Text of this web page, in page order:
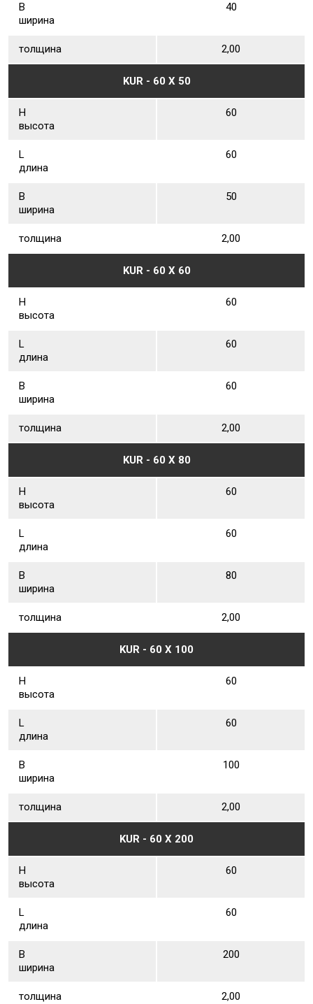
В
ширина
40
толщина 2,00
KUR - 60 Х 50
Н
высота
60
L
длина
60
В
ширина
50
толщина 2,00
KUR - 60 Х 60
Н
высота
60
L
длина
60
В
ширина
60
толщина 2,00
KUR - 60 Х 80
Н
высота
60
L
длина
60
В
ширина
80
толщина 2,00
KUR - 60 Х 100
Н
высота
60
L
длина
60
В
ширина
100
толщина 2,00
KUR - 60 Х 200
Н
высота
60
L
длина
60
В
ширина
200
толщина 2,00